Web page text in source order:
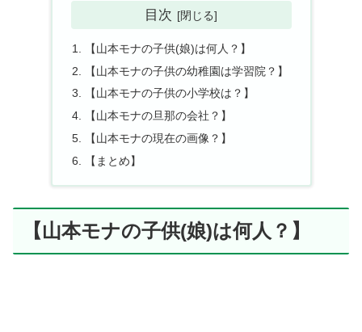
目次
【山本モナの子供(娘)は何人？】
【山本モナの子供の幼稚園は学習院？】
【山本モナの子供の小学校は？】
【山本モナの旦那の会社？】
【山本モナの現在の画像？】
【まとめ】
【山本モナの子供(娘)は何人？】